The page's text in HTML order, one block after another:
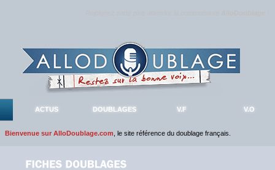
ACTUS DOUBLAGES V.F V.O
Bienvenue sur AlloDoublage.com , le site référence du doublage français.